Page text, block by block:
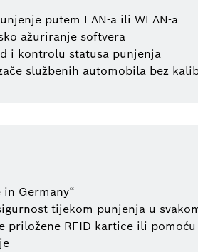
putem LAN-a ili WLAN-a
ažuriranje softvera
i kontrolu statusa punjenja
službenih automobila bez
Germany“
tijekom punjenja u
RFID kartice ili